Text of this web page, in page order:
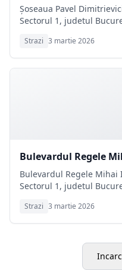
Șoseaua Pavel
Sectorul 1, judetul
Strazi 3 martie 2026
Bulevardul Regele
Bulevardul Regele
Sectorul 1, judetul
Strazi 3 martie 2026